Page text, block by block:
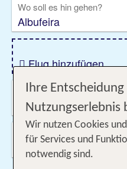
Kreuzfahrten
Privattransfer
Wo soll es hin gehen?
Flug hinzufügen
Wann & wie lange?
09.08.2026 -
Wer reist mit?
2 Erwachsene
Ihre
Nutzungserlebnis
Wir nutzen Cookies
für Services und
notwendig sind.